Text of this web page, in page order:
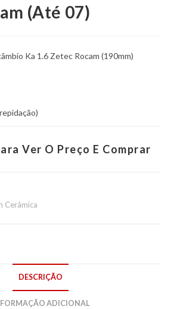
(Até 07)
Ka 1.6 Zetec Rocam (190mm)
Ver O Preço E Comprar
Cerâmica
DESCRIÇÃO
ADICIONAL